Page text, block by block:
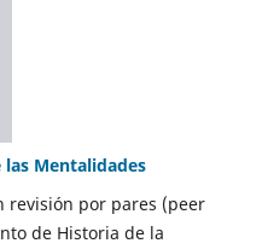
las Mentalidades
revisión por pares (peer
de Historia de la